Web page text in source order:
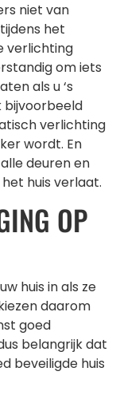
niet van
het
verlichting
om iets
als u ‘s
bijvoorbeeld
verlichting
wordt. En
deuren en
huis verlaat.
OP
huis in als ze
daarom
goed
belangrijk dat
beveiligde huis